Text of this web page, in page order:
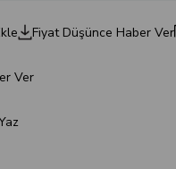
Fiyat Düşünce Haber Ver
Ver